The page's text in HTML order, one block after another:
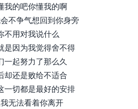
我的吧你懂我的啊
不争气想回到你身旁
不用对我说什么
是因为我觉得舍不得
一起努力了那么久
却还是败给不适合
一切都是最好的安排
无法看着你离开